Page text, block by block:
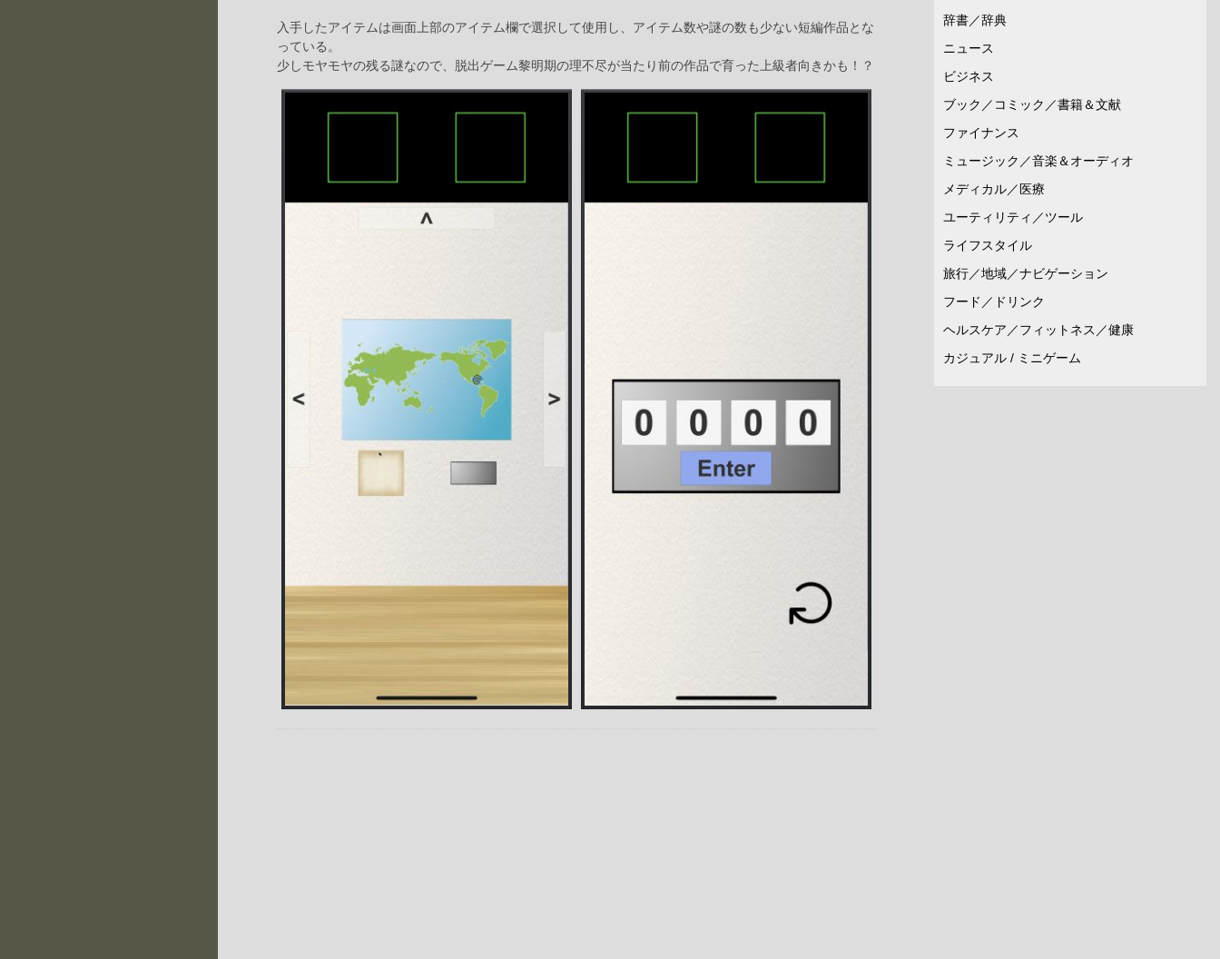
入手したアイテムは画面上部のアイテム欄で選択して使用し、アイテム数や謎の数も少ない短編作品とな
っている。
少しモヤモヤの残る謎なので、脱出ゲーム黎明期の理不尽が当たり前の作品で育った上級者向きかも！？
辞書／辞典
ニュース
ビジネス
ブック／コミック／書籍＆文献
ファイナンス
ミュージック／音楽＆オーディオ
メディカル／医療
ユーティリティ／ツール
ライフスタイル
旅行／地域／ナビゲーション
フード／ドリンク
ヘルスケア／フィットネス／健康
カジュアル / ミニゲーム